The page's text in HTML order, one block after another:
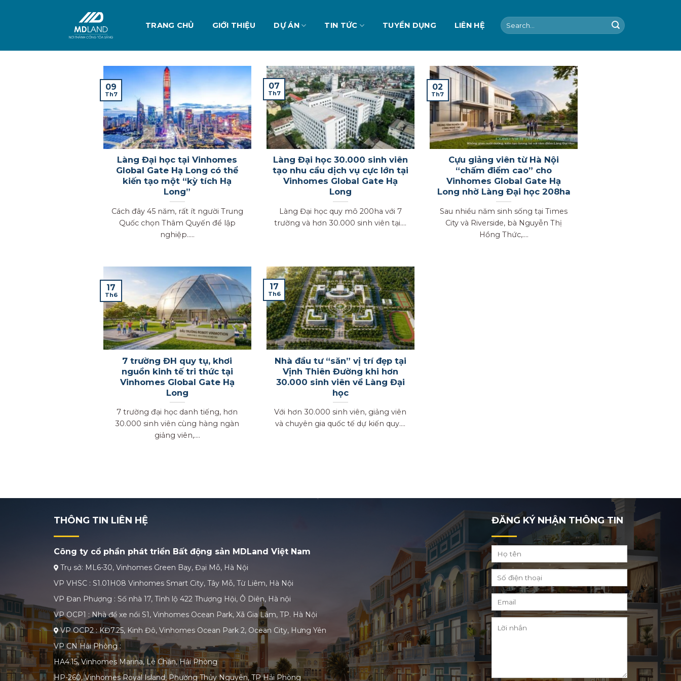
TRANG CHỦ GIỚI THIỆU DỰ ÁN TIN TỨC TUYỂN DỤNG LIÊN HỆ
Search
for:
Làng Đại học tại Vinhomes
Global Gate Hạ Long có thể
kiến tạo một “kỳ tích Hạ
Long”
Cách đây 45 năm, rất ít người Trung
Quốc chọn Thâm Quyến để lập
nghiệp.....
09
Th7
Làng Đại học 30.000 sinh viên
tạo nhu cầu dịch vụ cực lớn tại
Vinhomes Global Gate Hạ
Long
Làng Đại học quy mô 200ha với 7
trường và hơn 30.000 sinh viên tại....
07
Th7
Cựu giảng viên từ Hà Nội
“chấm điểm cao” cho
Vinhomes Global Gate Hạ
Long nhờ Làng Đại học 208ha
Sau nhiều năm sinh sống tại Times
City và Riverside, bà Nguyễn Thị
Hồng Thức,....
02
Th7
7 trường ĐH quy tụ, khơi
nguồn kinh tế tri thức tại
Vinhomes Global Gate Hạ
Long
7 trường đại học danh tiếng, hơn
30.000 sinh viên cùng hàng ngàn
giảng viên,....
17
Th6
Nhà đầu tư “săn” vị trí đẹp tại
Vịnh Thiên Đường khi hơn
30.000 sinh viên về Làng Đại
học
Với hơn 30.000 sinh viên, giảng viên
và chuyên gia quốc tế dự kiến quy....
17
Th6
THÔNG TIN LIÊN HỆ
Công ty cổ phần phát triển Bất động sản MDLand Việt Nam
Trụ sở: ML6-30, Vinhomes Green Bay, Đại Mỗ, Hà Nội
VP VHSC : S1.01H08 Vinhomes Smart City, Tây Mỗ, Từ Liêm, Hà Nội
VP Đan Phượng : Số nhà 17, Tỉnh lộ 422 Thượng Hội, Ô Diên, Hà nội
VP OCP1 : Nhà để xe nổi S1, Vinhomes Ocean Park, Xã Gia Lâm, TP. Hà Nội
VP OCP2 : KĐ7.25, Kinh Đô, Vinhomes Ocean Park 2, Ocean City, Hưng Yên
VP CN Hải Phòng :
HA4.15, Vinhomes Marina, Lê Chân, Hải Phòng
HP-260, Vinhomes Royal Island, Phường Thủy Nguyên, TP Hải Phòng
ĐĂNG KÝ NHẬN THÔNG TIN